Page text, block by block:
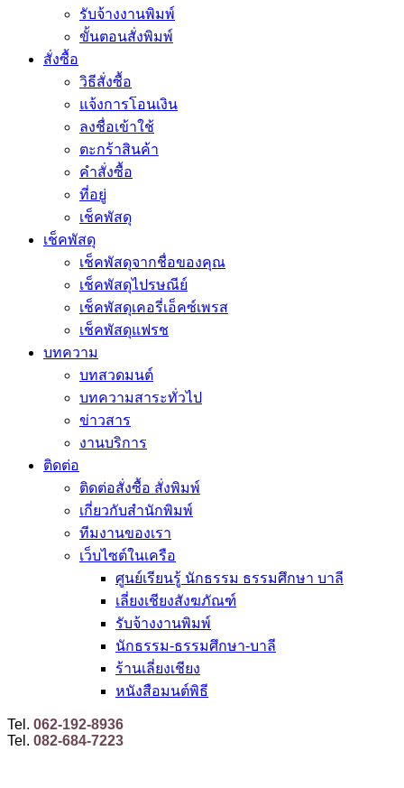
รับจ้างงานพิมพ์
ขั้นตอนสั่งพิมพ์
สั่งซื้อ
วิธีสั่งซื้อ
แจ้งการโอนเงิน
ลงชื่อเข้าใช้
ตะกร้าสินค้า
คำสั่งซื้อ
ที่อยู่
เช็คพัสดุ
เช็คพัสดุ
เช็คพัสดุจากชื่อของคุณ
เช็คพัสดุไปรษณีย์
เช็คพัสดุเคอรี่เอ็คซ์เพรส
เช็คพัสดุแฟรช
บทความ
บทสวดมนต์
บทความสาระทั่วไป
ข่าวสาร
งานบริการ
ติดต่อ
ติดต่อสั่งซื้อ สั่งพิมพ์
เกี่ยวกับสำนักพิมพ์
ทีมงานของเรา
เว็บไซต์ในเครือ
ศูนย์เรียนรู้ นักธรรม ธรรมศึกษา บาลี
เลี่ยงเชียงสังฆภัณฑ์
รับจ้างงานพิมพ์
นักธรรม-ธรรมศึกษา-บาลี
ร้านเลี่ยงเชียง
หนังสือมนต์พิธี
Tel. 062-192-8936
Tel. 082-684-7223